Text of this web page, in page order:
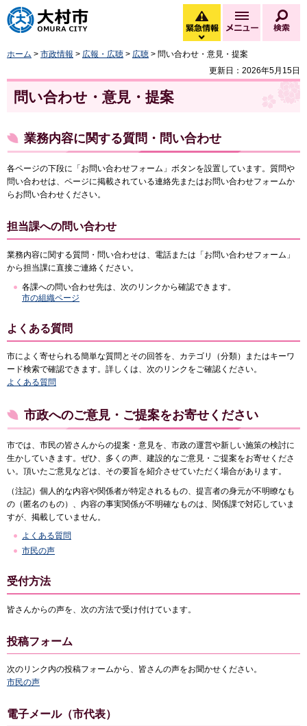
大村市
緊急情報
緊急情報を開く
メニュー
ホーム > 市政情報 > 広報・広聴 > 広聴 > 問い合わせ・意見・提案
更新日：2026年5月15日
問い合わせ・意見・提案
業務内容に関する質問・問い合わせ
各ページの下段に「お問い合わせフォーム」ボタンを設置しています。質問や
問い合わせは、ページに掲載されている連絡先またはお問い合わせフォームか
らお問い合わせください。
担当課への問い合わせ
業務内容に関する質問・問い合わせは、電話または「お問い合わせフォーム」
から担当課に直接ご連絡ください。
各課への問い合わせ先は、次のリンクから確認できます。
市の組織ページ
よくある質問
市によく寄せられる簡単な質問とその回答を、カテゴリ（分類）またはキーワ
ード検索で確認できます。詳しくは、次のリンクをご確認ください。
よくある質問
市政へのご意見・ご提案をお寄せください
市では、市民の皆さんからの提案・意見を、市政の運営や新しい施策の検討に
生かしていきます。ぜひ、多くの声、建設的なご意見・ご提案をお寄せくださ
い。頂いたご意見などは、その要旨を紹介させていただく場合があります。
（注記）個人的な内容や関係者が特定されるもの、提言者の身元が不明瞭なも
の（匿名のもの）、内容の事実関係が不明確なものは、関係課で対応していま
すが、掲載していません。
よくある質問
市民の声
受付方法
皆さんからの声を、次の方法で受け付けています。
投稿フォーム
次のリンク内の投稿フォームから、皆さんの声をお聞かせください。
市民の声
電子メール（市代表）